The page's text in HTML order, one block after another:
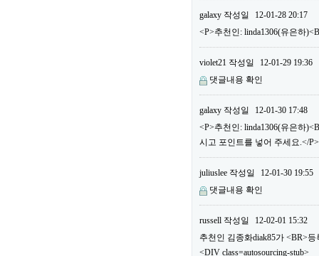
galaxy 작성일
12-01-28 20:17
<P>추천인: linda1306(유은하
violet21 작성일
12-01-29 19:36
댓글내용 확인
galaxy 작성일
12-01-30 17:48
<P>추천인: linda1306(유은하
시고 포인트를 넣어 주세요.</P>
juliuslee 작성일
12-01-30 19:55
댓글내용 확인
russell 작성일
12-02-01 15:32
추천인 김종화diak85가 <BR>
<DIV class=autosourcing-stub>